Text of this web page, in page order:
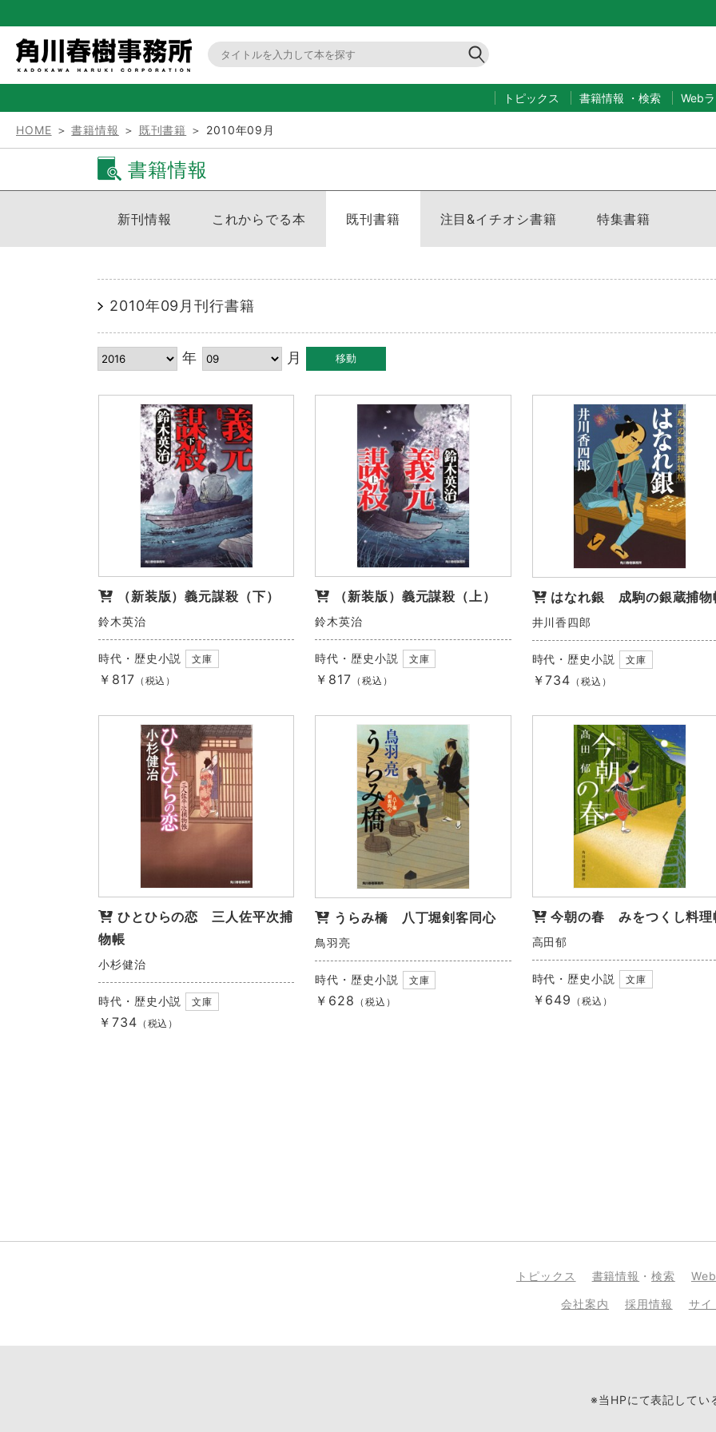
トピックス 書籍情報 ・ 検索 Web
HOME ＞書籍情報 ＞ 既刊書籍 ＞ 2010年09月
書籍情報
新刊情報 これからでる本 既刊書籍 注目&イチオシ書籍 特集書籍
2010年09月刊行書籍
年 月
（新装版）義元謀殺（下）
鈴木英治
時代・歴史小説 文庫
￥817 （税込）
（新装版）義元謀殺（上）
鈴木英治
時代・歴史小説 文庫
￥817 （税込）
はなれ銀 成駒の銀蔵捕物
井川香四郎
時代・歴史小説 文庫
￥734 （税込）
ひとひらの恋 三人佐平次捕
物帳
小杉健治
時代・歴史小説 文庫
￥734 （税込）
うらみ橋 八丁堀剣客同心
鳥羽亮
時代・歴史小説 文庫
￥628 （税込）
今朝の春 みをつくし料理
高田郁
時代・歴史小説 文庫
￥649 （税込）
トピックス 書籍情報 ・検索
会社案内 採用情報 サイ
※当HPにて表記してい